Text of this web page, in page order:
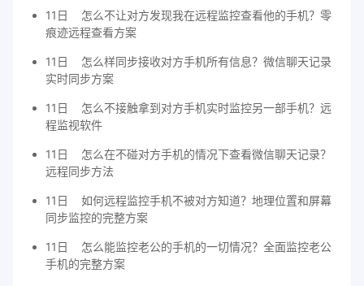
11日
怎么不让对方发现我在远程监控查看他的手机？零
痕迹远程查看方案
11日
怎么样同步接收对方手机所有信息？微信聊天记录
实时同步方案
11日
怎么不接触拿到对方手机实时监控另一部手机？远
程监视软件
11日
怎么在不碰对方手机的情况下查看微信聊天记录？
远程同步方法
11日
如何远程监控手机不被对方知道？地理位置和屏幕
同步监控的完整方案
11日
怎么能监控老公的手机的一切情况？全面监控老公
手机的完整方案